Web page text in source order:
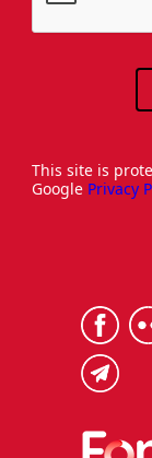
This site is
Google Privacy